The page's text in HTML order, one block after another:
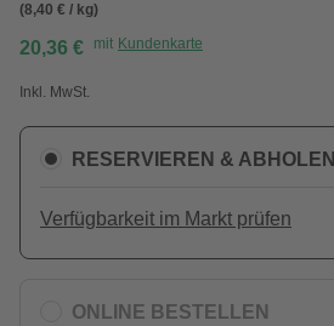
(8,40 € / kg)
20,36 € mit Kundenkarte
Inkl. MwSt.
RESERVIEREN & ABHOLEN
Verfügbarkeit im Markt prüfen
ONLINE BESTELLEN